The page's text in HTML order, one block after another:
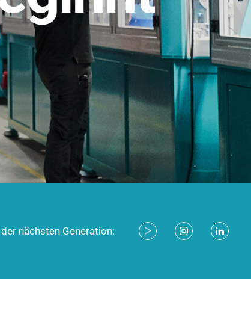
für industrielle Anwendungen –
nächsten Generation: